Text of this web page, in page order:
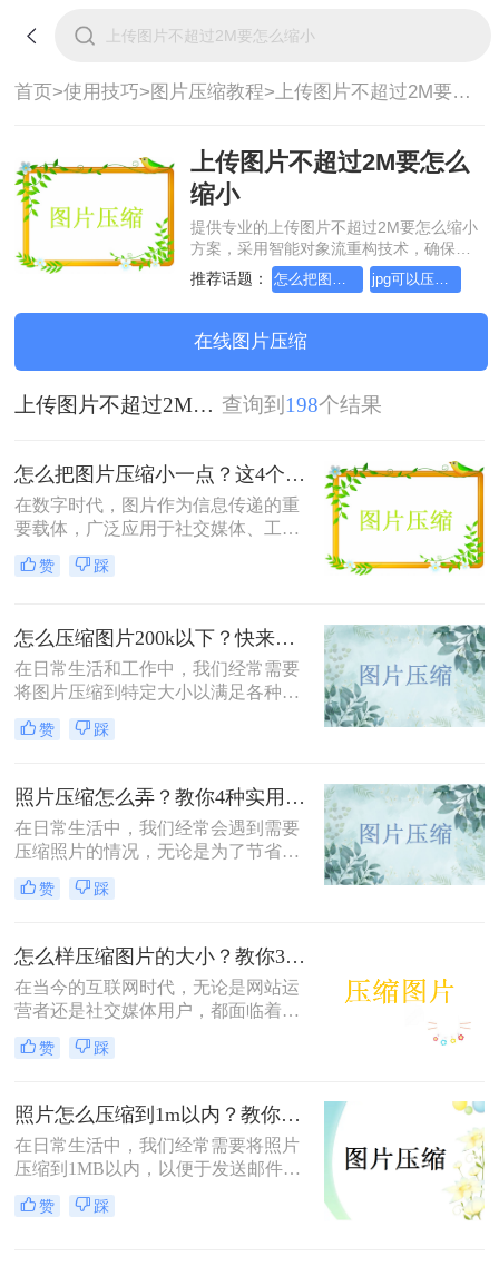
首页>使用技巧>图片压缩教程> 上传图片不超过2M要怎么缩小
上传图片不超过2M要怎么
缩小
提供专业的上传图片不超过2M要怎么缩小
方案，采用智能对象流重构技术，确保文
档1:1高保真还原且排版不乱码。支持一键
批量处理，全链路 SSL 加密保障隐私安
全。助您快速实现上传图片不超过2M要怎
么缩小，无需安装，高效办公。
推荐话题：
在线图片压缩
上传图片不超过2M要怎么缩小 查询到 198个结果
怎么把图片压缩小一点？这4个方法都可以！赶紧试试！
在数字时代，图片作为信息传递的重
要载体，广泛应用于社交媒体、工作
文档、在线购物等多个领域。然而，
高清图片往往伴随着庞大的文件体
率。无论是制作PPT、上传电商商品
图，还是发送邮件附件，压缩图片已
成为一项必备技能。那么怎么把图片
压缩小一点呢？本文从压缩效果、操
作难度、处理速度、隐私安全四个维
实际需求快速做出选择。
赞 踩
怎么压缩图片200k以下？快来试试这4种压缩方法!！
在日常生活和工作中，我们经常需要
将图片压缩到特定大小以满足各种需
求，比如上传至社交媒体、发送电子
邮件或存储到移动设备中。那么怎么
种将图片压缩到200K以下的实用方
法。
赞 踩
照片压缩怎么弄？教你4种实用方法！
在日常生活中，我们经常会遇到需要
压缩照片的情况，无论是为了节省存
储空间，还是为了加快图片上传和下
载的速度。那么照片压缩怎么弄呢？
法，帮助您轻松应对照片压缩的需
求。
赞 踩
怎么样压缩图片的大小？教你3种实用方法！
在当今的互联网时代，无论是网站运
营者还是社交媒体用户，都面临着一
个共同的问题——怎么样压缩图片的
大小。较大的图片文件不仅会占用更
间延长，影响用户体验。本文将介绍
三种压缩图片大小的方法。
赞 踩
照片怎么压缩到1m以内？教你三招压缩照片！
在日常生活中，我们经常需要将照片
压缩到1MB以内，以便于发送邮件、
上传到社交媒体或满足特定平台的要
求。那么照片怎么压缩到1m以内呢？
赞 踩